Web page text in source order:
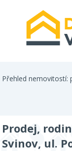
Přehled nemovitostí:
Prodej,
Svinov, ul.